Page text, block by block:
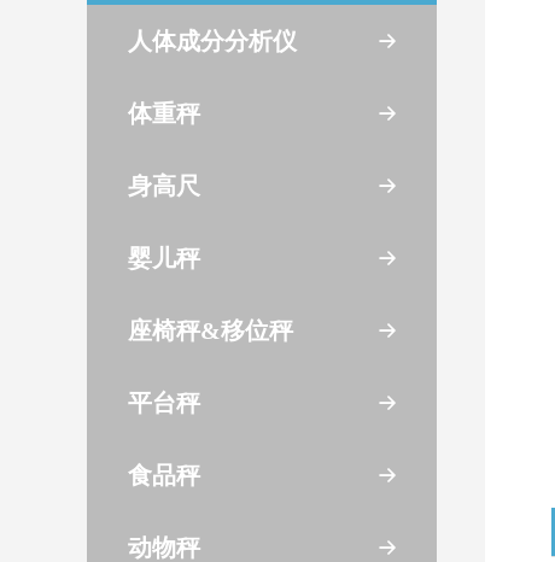
人体成分分析仪
体重秤
身高尺
婴儿秤
座椅秤&移位秤
平台秤
食品秤
动物秤